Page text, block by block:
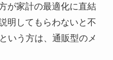
が家計の最適化に直結
明してもらわないと不
いう方は、通販型のメ